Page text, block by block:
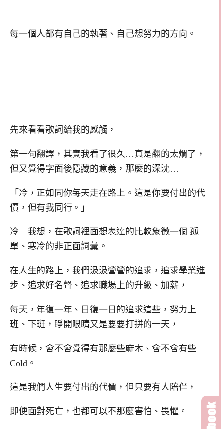
每一個人都有自己的執著、自己想努力的方向。
先來看看歌詞給我的感觸，
第一句翻譯，其實我看了很久…真是翻的太爛了，
但又覺得字面後隱藏的意義，那麼的深沈…
「冷，正如同你每天走在路上。這是你要付出的代
價，但有我同行。」
冷…我想，在歌詞裡面想表達的比較象徵一個 孤
單、寒冷的非正面詞彙。
在人生的路上，我們汲汲營營的追求，追求學業進
步、追求好名聲、追求職場上的升級、加薪，
每天，年復一年、日復一日的追求這些，努力上
班、下班，睜開眼睛又是要要打拼的一天，
有時候，會不會覺得有那麼些麻木、會不會有些
Cold。
這是我們人生要付出的代價，但只要有人陪伴，
即便面對死亡，也都可以不那麼害怕、畏懼。